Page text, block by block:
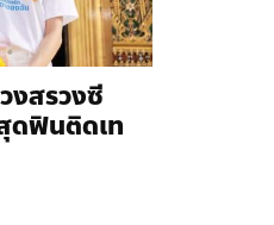
งสรวงซี
ดฟินติดเท